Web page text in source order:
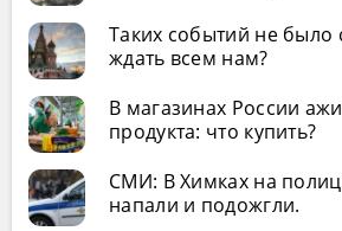
Таких событий не было
ждать всем нам?
В магазинах России
продукта: что купить?
СМИ: В Химках на
напали и подожгли.